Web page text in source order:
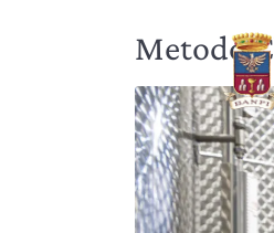
Metodo